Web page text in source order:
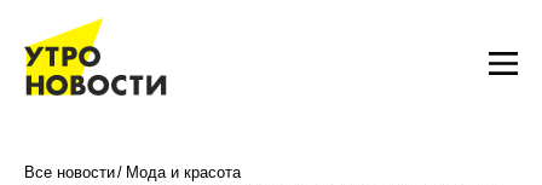
Все новости
Мода и красота